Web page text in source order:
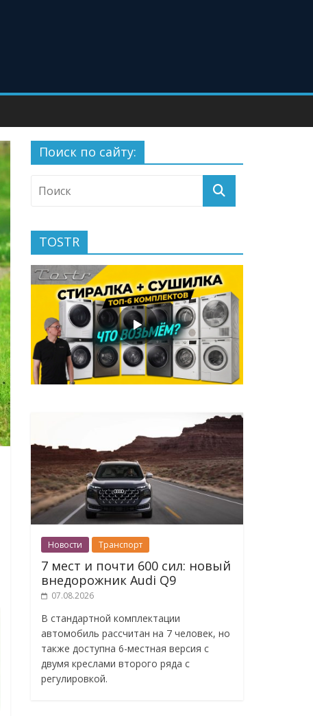
Поиск по сайту:
TOSTR
Новости Транспорт
7 мест и почти 600 сил: новый
внедорожник Audi Q9
07.08.2026
В стандартной комплектации
автомобиль рассчитан на 7 человек, но
также доступна 6-местная версия с
двумя креслами второго ряда с
регулировкой.